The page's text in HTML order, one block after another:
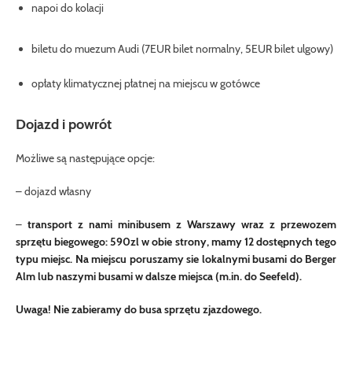
napoi do kolacji
biletu do muezum Audi (7EUR bilet normalny, 5EUR bilet ulgowy)
opłaty klimatycznej płatnej na miejscu w gotówce
Dojazd i powrót
Możliwe są następujące opcje:
– dojazd własny
– transport z nami minibusem z Warszawy wraz z przewozem
sprzętu biegowego: 590zl w obie strony, mamy 12 dostępnych tego
typu miejsc. Na miejscu poruszamy sie lokalnymi busami do Berger
Alm lub naszymi busami w dalsze miejsca (m.in. do Seefeld).
Uwaga! Nie zabieramy do busa sprzętu zjazdowego.